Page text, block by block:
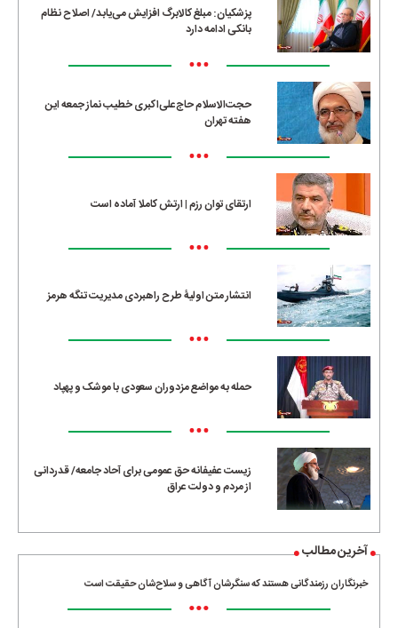
پزشکیان: مبلغ کالابرگ افزایش می‌یابد/ اصلاح نظام
بانکی ادامه دارد
•••
حجت‌الاسلام حاج‌علی‌اکبری خطیب نماز جمعه این
هفته تهران
•••
ارتقای توان رزم | ارتش کاملا آماده است
•••
انتشار متن اولیۀ طرح راهبردی مدیریت تنگه هرمز
•••
حمله به مواضع مزدوران سعودی با موشک و پهپاد
•••
زیست عفیفانه حق عمومی برای آحاد جامعه/ قدردانی
از مردم و دولت عراق
آخرین مطالب
خبرنگاران رزمندگانی هستند که سنگرشان آگاهی و سلاح‌شان حقیقت است
•••